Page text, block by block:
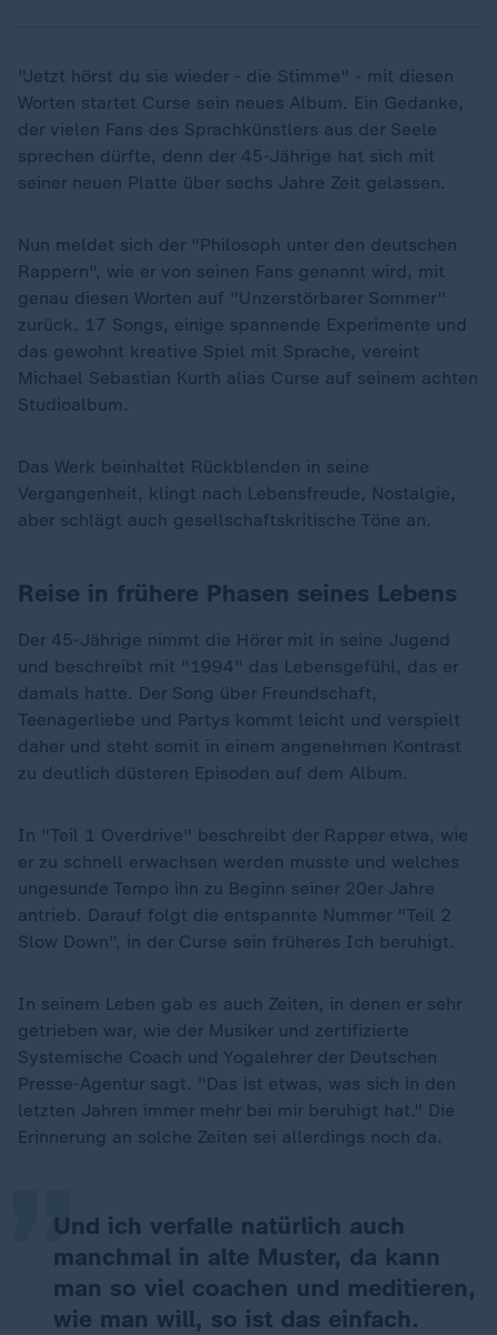
"Jetzt hörst du sie wieder - die Stimme" - mit diesen
Worten startet Curse sein neues Album. Ein Gedanke,
der vielen Fans des Sprachkünstlers aus der Seele
sprechen dürfte, denn der 45-Jährige hat sich mit
seiner neuen Platte über sechs Jahre Zeit gelassen.
Nun meldet sich der "Philosoph unter den deutschen
Rappern", wie er von seinen Fans genannt wird, mit
genau diesen Worten auf "Unzerstörbarer Sommer"
zurück. 17 Songs, einige spannende Experimente und
das gewohnt kreative Spiel mit Sprache, vereint
Michael Sebastian Kurth alias Curse auf seinem achten
Studioalbum.
Das Werk beinhaltet Rückblenden in seine
Vergangenheit, klingt nach Lebensfreude, Nostalgie,
aber schlägt auch gesellschaftskritische Töne an.
Reise in frühere Phasen seines Lebens
Der 45-Jährige nimmt die Hörer mit in seine Jugend
und beschreibt mit "1994" das Lebensgefühl, das er
damals hatte. Der Song über Freundschaft,
Teenagerliebe und Partys kommt leicht und verspielt
daher und steht somit in einem angenehmen Kontrast
zu deutlich düsteren Episoden auf dem Album.
In "Teil 1 Overdrive" beschreibt der Rapper etwa, wie
er zu schnell erwachsen werden musste und welches
ungesunde Tempo ihn zu Beginn seiner 20er Jahre
antrieb. Darauf folgt die entspannte Nummer "Teil 2
Slow Down", in der Curse sein früheres Ich beruhigt.
In seinem Leben gab es auch Zeiten, in denen er sehr
getrieben war, wie der Musiker und zertifizierte
Systemische Coach und Yogalehrer der Deutschen
Presse-Agentur sagt. "Das ist etwas, was sich in den
letzten Jahren immer mehr bei mir beruhigt hat." Die
Erinnerung an solche Zeiten sei allerdings noch da.
Und ich verfalle natürlich auch
manchmal in alte Muster, da kann
man so viel coachen und meditieren,
wie man will, so ist das einfach.
„